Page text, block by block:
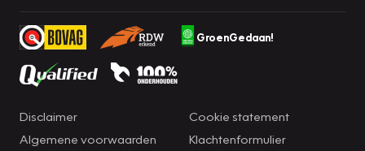
GroenGedaan!
Disclaimer
Algemene voorwaarden
Cookie statement
Klachtenformulier